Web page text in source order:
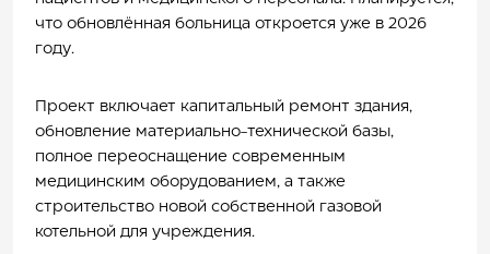
что обновлённая больница откроется уже в 2026
году.
Проект включает капитальный ремонт здания,
обновление материально-технической базы,
полное переоснащение современным
медицинским оборудованием, а также
строительство новой собственной газовой
котельной для учреждения.